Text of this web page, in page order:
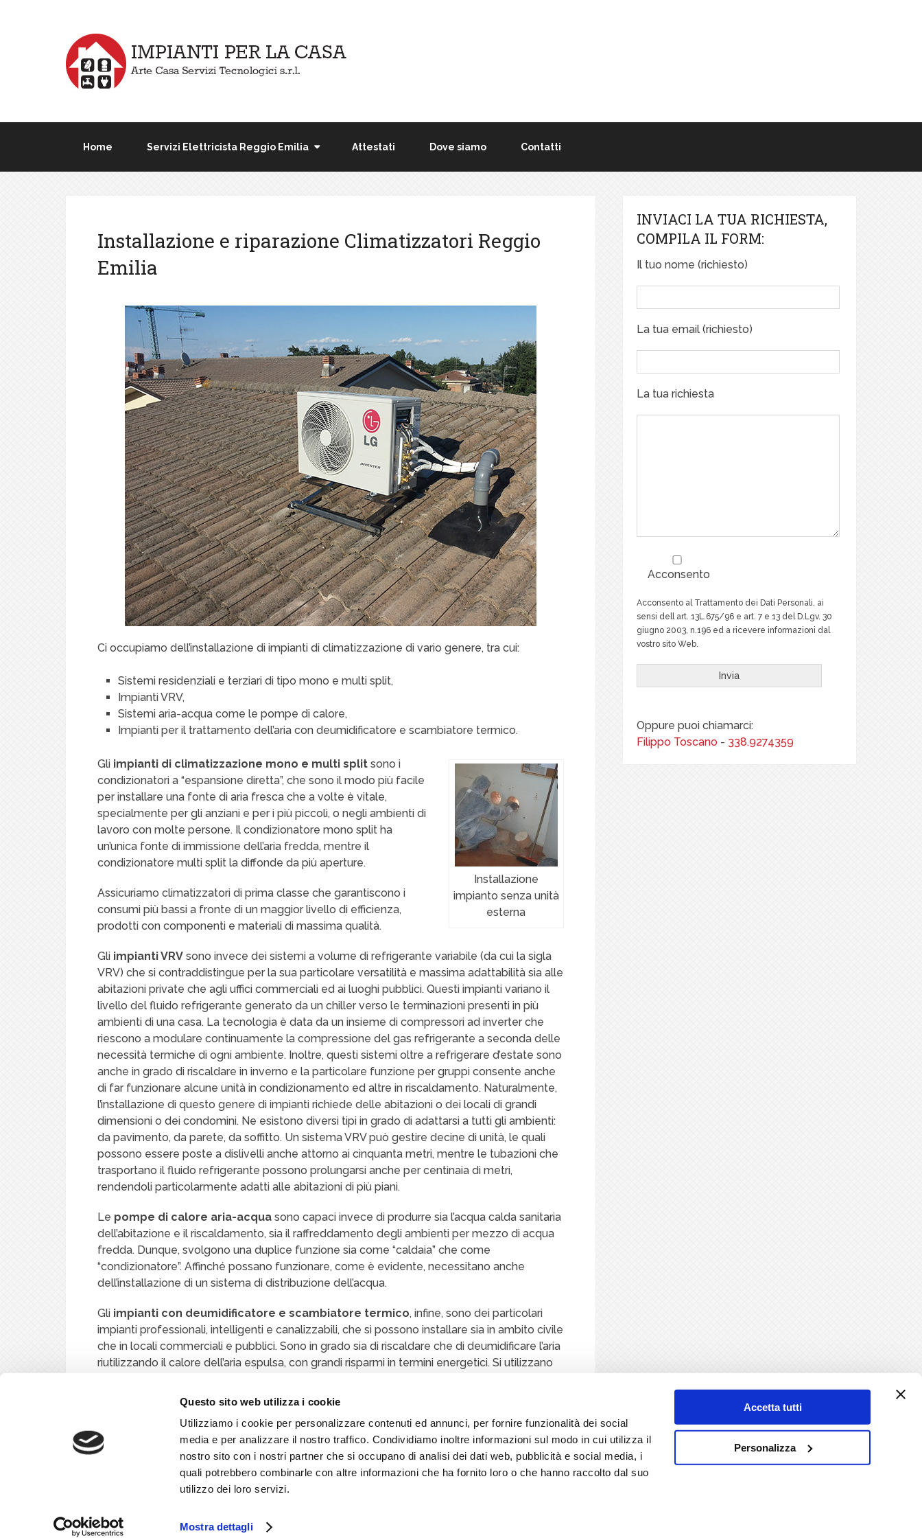
Questo sito web utilizza i cookie
Utilizziamo i cookie per personalizzare contenuti ed annunci, per fornire funzionalità dei social
media e per analizzare il nostro traffico. Condividiamo inoltre informazioni sul modo in cui utilizza il
nostro sito con i nostri partner che si occupano di analisi dei dati web, pubblicità e social media, i
quali potrebbero combinarle con altre informazioni che ha fornito loro o che hanno raccolto dal suo
utilizzo dei loro servizi.
Mostra dettagli
Accetta tutti
Personalizza
Home Servizi Elettricista Reggio Emilia Attestati Dove siamo Contatti
Installazione e riparazione Climatizzatori Reggio
Emilia
Ci occupiamo dell’installazione di impianti di climatizzazione di vario genere, tra cui:
Sistemi residenziali e terziari di tipo mono e multi split,
Impianti VRV,
Sistemi aria-acqua come le pompe di calore,
Impianti per il trattamento dell’aria con deumidificatore e scambiatore termico.
Installazione
impianto senza unità
esterna
Gli impianti di climatizzazione mono e multi split sono i
condizionatori a “espansione diretta”, che sono il modo più facile
per installare una fonte di aria fresca che a volte è vitale,
specialmente per gli anziani e per i più piccoli, o negli ambienti di
lavoro con molte persone. Il condizionatore mono split ha
un’unica fonte di immissione dell’aria fredda, mentre il
condizionatore multi split la diffonde da più aperture.
Assicuriamo climatizzatori di prima classe che garantiscono i
consumi più bassi a fronte di un maggior livello di efficienza,
prodotti con componenti e materiali di massima qualità.
Gli impianti VRV sono invece dei sistemi a volume di refrigerante variabile (da cui la sigla
VRV) che si contraddistingue per la sua particolare versatilità e massima adattabilità sia alle
abitazioni private che agli uffici commerciali ed ai luoghi pubblici. Questi impianti variano il
livello del fluido refrigerante generato da un chiller verso le terminazioni presenti in più
ambienti di una casa. La tecnologia è data da un insieme di compressori ad inverter che
riescono a modulare continuamente la compressione del gas refrigerante a seconda delle
necessità termiche di ogni ambiente. Inoltre, questi sistemi oltre a refrigerare d’estate sono
anche in grado di riscaldare in inverno e la particolare funzione per gruppi consente anche
di far funzionare alcune unità in condizionamento ed altre in riscaldamento. Naturalmente,
l’installazione di questo genere di impianti richiede delle abitazioni o dei locali di grandi
dimensioni o dei condomini. Ne esistono diversi tipi in grado di adattarsi a tutti gli ambienti:
da pavimento, da parete, da soffitto. Un sistema VRV può gestire decine di unità, le quali
possono essere poste a dislivelli anche attorno ai cinquanta metri, mentre le tubazioni che
trasportano il fluido refrigerante possono prolungarsi anche per centinaia di metri,
rendendoli particolarmente adatti alle abitazioni di più piani.
Le pompe di calore aria-acqua sono capaci invece di produrre sia l’acqua calda sanitaria
dell’abitazione e il riscaldamento, sia il raffreddamento degli ambienti per mezzo di acqua
fredda. Dunque, svolgono una duplice funzione sia come “caldaia” che come
“condizionatore”. Affinché possano funzionare, come è evidente, necessitano anche
dell’installazione di un sistema di distribuzione dell’acqua.
Gli impianti con deumidificatore e scambiatore termico, infine, sono dei particolari
impianti professionali, intelligenti e canalizzabili, che si possono installare sia in ambito civile
che in locali commerciali e pubblici. Sono in grado sia di riscaldare che di deumidificare l’aria
riutilizzando il calore dell’aria espulsa, con grandi risparmi in termini energetici. Si utilizzano
Restiamo a vostra disposizione per ogni chiarimento in merito all’installazione dei sistemi di
climatizzazione proposti.
INVIACI LA TUA RICHIESTA,
COMPILA IL FORM:
Il tuo nome (richiesto)
La tua email (richiesto)
La tua richiesta
Acconsento
Acconsento al Trattamento dei Dati Personali, ai
sensi dell art. 13L.675/96 e art. 7 e 13 del D.Lgv. 30
giugno 2003, n.196 ed a ricevere informazioni dal
vostro sito Web.
Oppure puoi chiamarci:
Filippo Toscano - 338.9274359